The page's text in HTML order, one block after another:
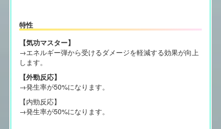
特性
【気功マスター】
→エネルギー弾から受けるダメージを軽減する効果が向上
します。
【外勁反応】
→発生率が50%になります。
【内勁反応】
→発生率が50%になります。